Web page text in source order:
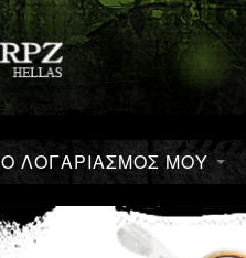
Ο ΛΟΓΑΡΙΑΣΜΟΣ ΜΟΥ